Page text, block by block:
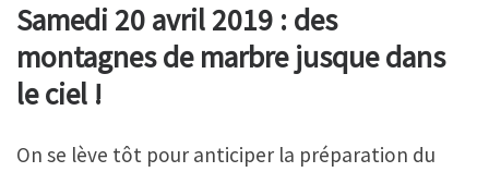
Samedi 20 avril 2019 : des
montagnes de marbre jusque dans
le ciel !
On se lève tôt pour anticiper la préparation du